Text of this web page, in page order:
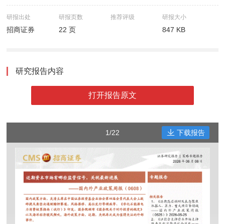
研报出处
招商证券
研报页数
22 页
推荐评级 研报大小
847 KB
研究报告内容
打开报告原文
1/22 下载报告